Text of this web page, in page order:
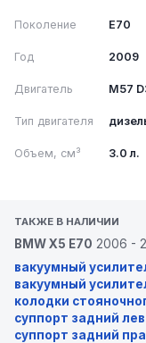
Поколение E70
Год 2009
Двигатель M57
Тип двигателя
Объем, см³ 3.0 л.
ТАКЖЕ В НАЛИЧИИ
BMW X5 E70 2006 -
вакуумный
вакуумный
колодки
суппорт задний
суппорт задний